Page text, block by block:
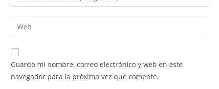
de
usuario
para
comentar
tu
dirección
de
electrónico
para
comentar
Introduce
la
URL
de
Guarda mi nombre, correo electrónico y web en este
navegador para la próxima vez que comente.